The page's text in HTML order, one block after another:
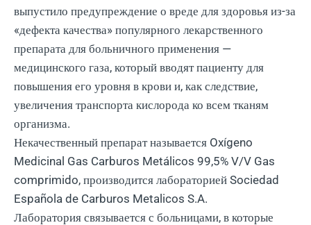
выпустило предупреждение о вреде для здоровья из-за
«дефекта качества» популярного лекарственного
препарата для больничного применения —
медицинского газа, который вводят пациенту для
повышения его уровня в крови и, как следствие,
увеличения транспорта кислорода ко всем тканям
организма.
Некачественный препарат называется Oxígeno
Medicinal Gas Carburos Metálicos 99,5% V/V Gas
comprimido, производится лабораторией Sociedad
Española de Carburos Metalicos S.A.
Лаборатория связывается с больницами, в которые